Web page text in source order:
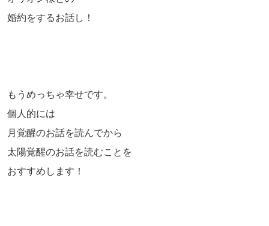
婚約をするお話し！
もうめっちゃ幸せです。
個人的には
月覚醒のお話を読んでから
太陽覚醒のお話を読むことを
おすすめします！